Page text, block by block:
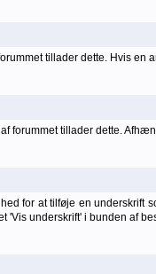
tillader dette. Hvis
forummet tillader dette.
for at tilføje en
'Vis underskrift' i bunden af